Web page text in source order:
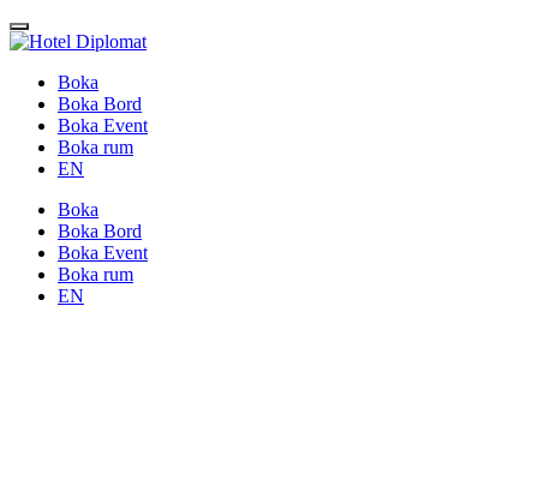
Boka
Boka Bord
Boka Event
Boka rum
EN
Boka
Boka Bord
Boka Event
Boka rum
EN